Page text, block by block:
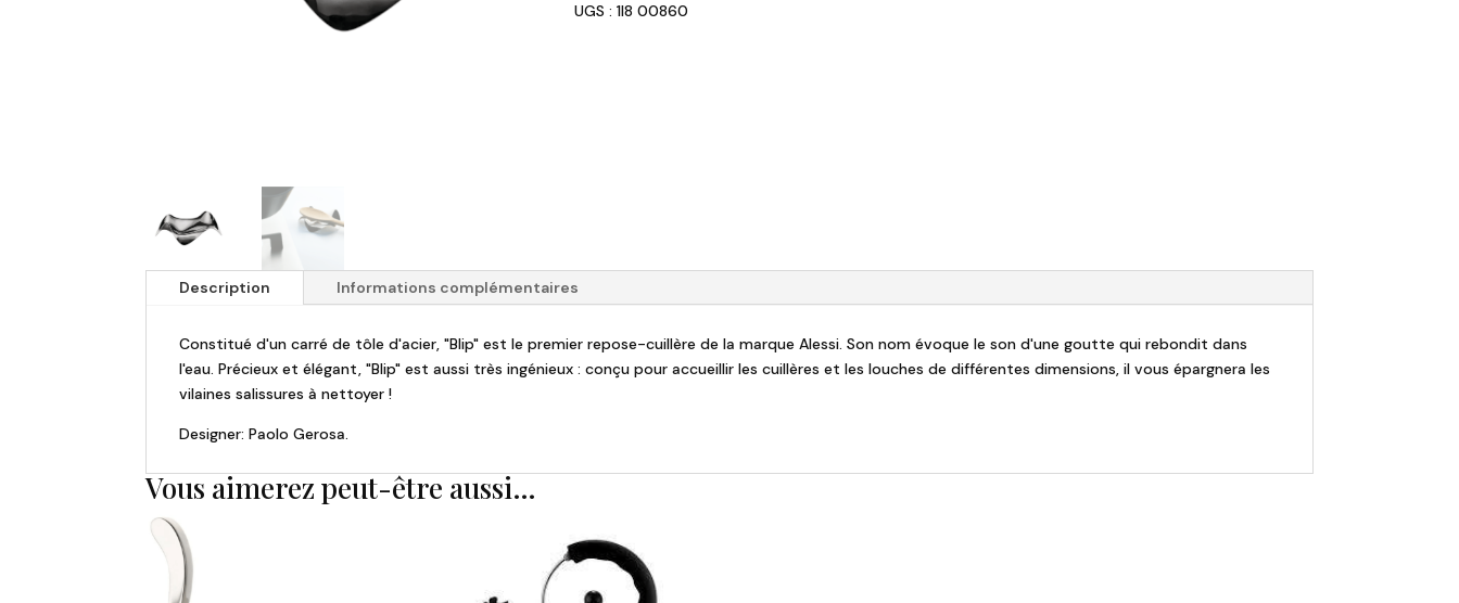
ALESSI
UGS : 1I8 00860
Description Informations complémentaires
Constitué d'un carré de tôle d'acier, "Blip" est le premier repose-cuillère de la marque Alessi. Son nom évoque le son d'une goutte qui rebondit dans
l'eau. Précieux et élégant, "Blip" est aussi très ingénieux : conçu pour accueillir les cuillères et les louches de différentes dimensions, il vous épargnera les
vilaines salissures à nettoyer !
Designer: Paolo Gerosa.
Vous aimerez peut-être aussi…